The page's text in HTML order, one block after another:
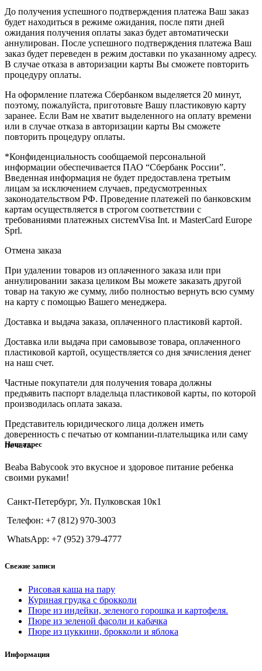
До получения успешного подтверждения платежа Ваш заказ
будет находиться в режиме ожидания, после пяти дней
ожидания получения оплаты заказ будет автоматически
аннулирован. После успешного подтверждения платежа Ваш
заказ будет переведен в режим доставки по указанному адресу.
В случае отказа в авторизации карты Вы сможете повторить
процедуру оплаты.
На оформление платежа Сбербанком выделяется 20 минут,
поэтому, пожалуйста, приготовьте Вашу пластиковую карту
заранее. Если Вам не хватит выделенного на оплату времени
или в случае отказа в авторизации карты Вы сможете
повторить процедуру оплаты.
*Конфиденциальность сообщаемой персональной
информации обеспечивается ПАО “Сбербанк России”.
Введенная информация не будет предоставлена третьим
лицам за исключением случаев, предусмотренных
законодательством РФ. Проведение платежей по банковским
картам осуществляется в строгом соответствии с
требованиями платежных системVisa Int. и MasterCard Europe
Sprl.
Отмена заказа
При удалении товаров из оплаченного заказа или при
аннулировании заказа целиком Вы можете заказать другой
товар на такую же сумму, либо полностью вернуть всю сумму
на карту с помощью Вашего менеджера.
Доставка и выдача заказа, оплаченного пластиковй картой.
Доставка или выдача при самовывозе товара, оплаченного
пластиковой картой, осуществляется со дня зачисления денег
на наш счет.
Частные покупатели для получения товара должны
предъявить паспорт владельца пластиковой карты, по которой
производилась оплата заказа.
Представитель юридического лица должен иметь
доверенность с печатью от компании-плательщика или саму
печать.
Наш адрес
Beaba Babycook это вкусное и здоровое питание ребенка
своими руками!
Санкт-Петербург, Ул. Пулковская 10к1
Телефон: +7 (812) 970-3003
WhatsApp: +7 (952) 379-4777
Свежие записи
Рисовая каша на пару
Куриная грудка с брокколи
Пюре из индейки, зеленого горошка и картофеля.
Пюре из зеленой фасоли и кабачка
Пюре из цуккини, брокколи и яблока
Информация